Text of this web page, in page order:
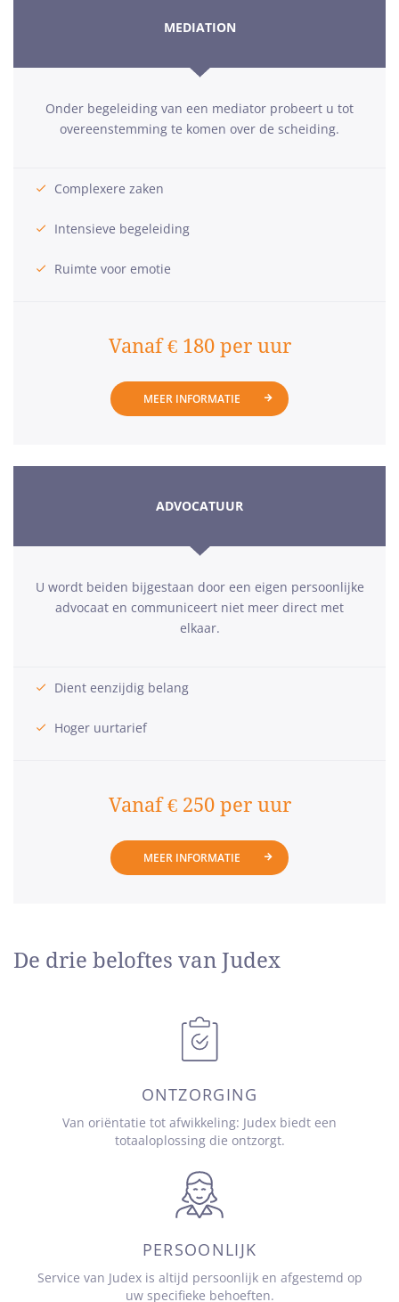
MEDIATION
Onder begeleiding van een mediator probeert u tot
overeenstemming te komen over de scheiding.
Complexere zaken
Intensieve begeleiding
Ruimte voor emotie
Vanaf € 180 per uur
MEER INFORMATIE
ADVOCATUUR
U wordt beiden bijgestaan door een eigen persoonlijke
advocaat en communiceert niet meer direct met
elkaar.
Dient eenzijdig belang
Hoger uurtarief
Vanaf € 250 per uur
MEER INFORMATIE
De drie beloftes van Judex
ONTZORGING
Van oriëntatie tot afwikkeling: Judex biedt een
totaaloplossing die ontzorgt.
PERSOONLIJK
Service van Judex is altijd persoonlijk en afgestemd op
uw specifieke behoeften.